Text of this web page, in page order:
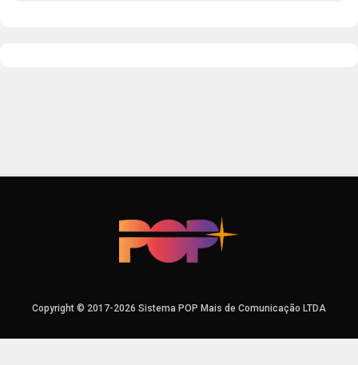
Copyright © 2017-2026 Sistema POP Mais de Comunicação LTDA